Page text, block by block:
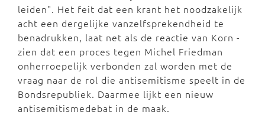
leiden". Het feit dat een krant het noodzakelijk
acht een dergelijke vanzelfsprekendheid te
benadrukken, laat net als de reactie van Korn -
zien dat een proces tegen Michel Friedman
onherroepelijk verbonden zal worden met de
vraag naar de rol die antisemitisme speelt in de
Bondsrepubliek. Daarmee lijkt een nieuw
antisemitismedebat in de maak.